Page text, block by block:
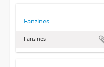
Fanzines
Fanzines